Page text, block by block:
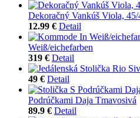
Dekoračný Vankúš Viola,
12.99 € Detail
Weiß/eichefarben
319 € Detail
49 € Detail
Podrúčkami Daja Tmavosivá
89.9 € Detail